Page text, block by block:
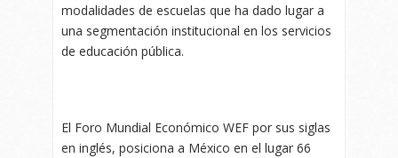
modalidades de escuelas que ha dado lugar a
una segmentación institucional en los servicios
de educación pública.
El Foro Mundial Económico WEF por sus siglas
en inglés, posiciona a México en el lugar 66